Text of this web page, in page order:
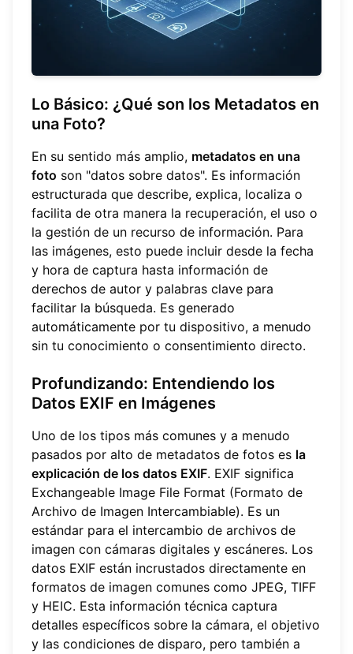
Lo Básico: ¿Qué son los Metadatos en
una Foto?
En su sentido más amplio, metadatos en una
foto son "datos sobre datos". Es información
estructurada que describe, explica, localiza o
facilita de otra manera la recuperación, el uso o
la gestión de un recurso de información. Para
las imágenes, esto puede incluir desde la fecha
y hora de captura hasta información de
derechos de autor y palabras clave para
facilitar la búsqueda. Es generado
automáticamente por tu dispositivo, a menudo
sin tu conocimiento o consentimiento directo.
Profundizando: Entendiendo los
Datos EXIF en Imágenes
Uno de los tipos más comunes y a menudo
pasados por alto de metadatos de fotos es la
explicación de los datos EXIF. EXIF significa
Exchangeable Image File Format (Formato de
Archivo de Imagen Intercambiable). Es un
estándar para el intercambio de archivos de
imagen con cámaras digitales y escáneres. Los
datos EXIF están incrustados directamente en
formatos de imagen comunes como JPEG, TIFF
y HEIC. Esta información técnica captura
detalles específicos sobre la cámara, el objetivo
y las condiciones de disparo, pero también a